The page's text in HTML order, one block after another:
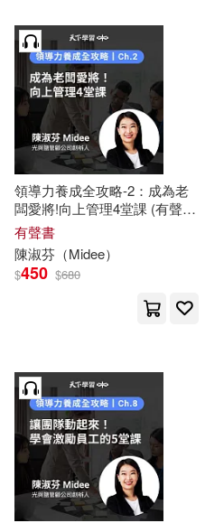
領導力養成全攻略-2：成為老
闆愛將!向上管理4堂課 (有聲
書)
有聲書
陳淑芬 （Midee）
$450 $680